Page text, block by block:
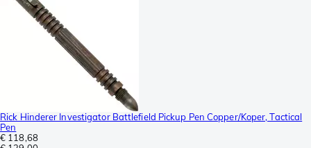
Rick Hinderer Investigator Battlefield Pickup Pen Copper/Koper, Tactical
Pen
€ 118,68